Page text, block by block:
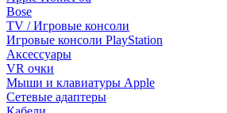
Bose
TV / Игровые консоли
Игровые консоли PlayStation
Аксессуары
VR очки
Мыши и клавиатуры Apple
Сетевые адаптеры